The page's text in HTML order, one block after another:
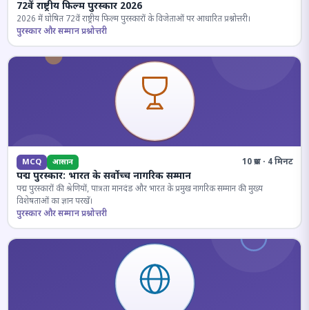
72वें राष्ट्रीय फिल्म पुरस्कार 2026
2026 में घोषित 72वें राष्ट्रीय फिल्म पुरस्कारों के विजेताओं पर आधारित प्रश्नोत्तरी।
पुरस्कार और सम्मान प्रश्नोत्तरी
MCQ आसान 10 प्रश्न · 4 मिनट
पद्म पुरस्कार: भारत के सर्वोच्च नागरिक सम्मान
पद्म पुरस्कारों की श्रेणियों, पात्रता मानदंड और भारत के प्रमुख नागरिक सम्मान की मुख्य
विशेषताओं का ज्ञान परखें।
पुरस्कार और सम्मान प्रश्नोत्तरी